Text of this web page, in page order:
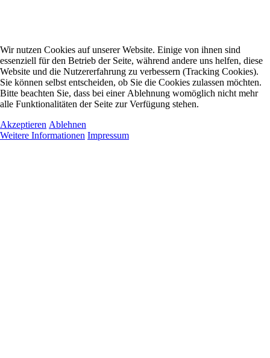
Wir nutzen Cookies auf unserer Website. Einige von ihnen sind
essenziell für den Betrieb der Seite, während andere uns helfen, diese
Website und die Nutzererfahrung zu verbessern (Tracking Cookies).
Sie können selbst entscheiden, ob Sie die Cookies zulassen möchten.
Bitte beachten Sie, dass bei einer Ablehnung womöglich nicht mehr
alle Funktionalitäten der Seite zur Verfügung stehen.
Akzeptieren Ablehnen
Weitere Informationen Impressum